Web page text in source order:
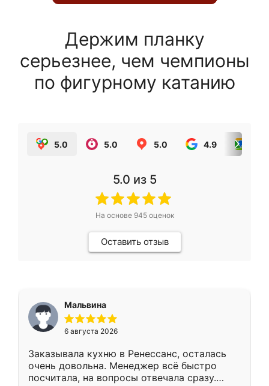
Держим планку
серьезнее, чем чемпионы
по фигурному катанию
5.0 5.0 5.0 4.9
5.0 из 5
На основе 945оценок
Оставить отзыв
Мальвина
6 августа 2026
Заказывала кухню в Ренессанс, осталась
очень довольна. Менеджер всё быстро
посчитала, на вопросы отвечала сразу.